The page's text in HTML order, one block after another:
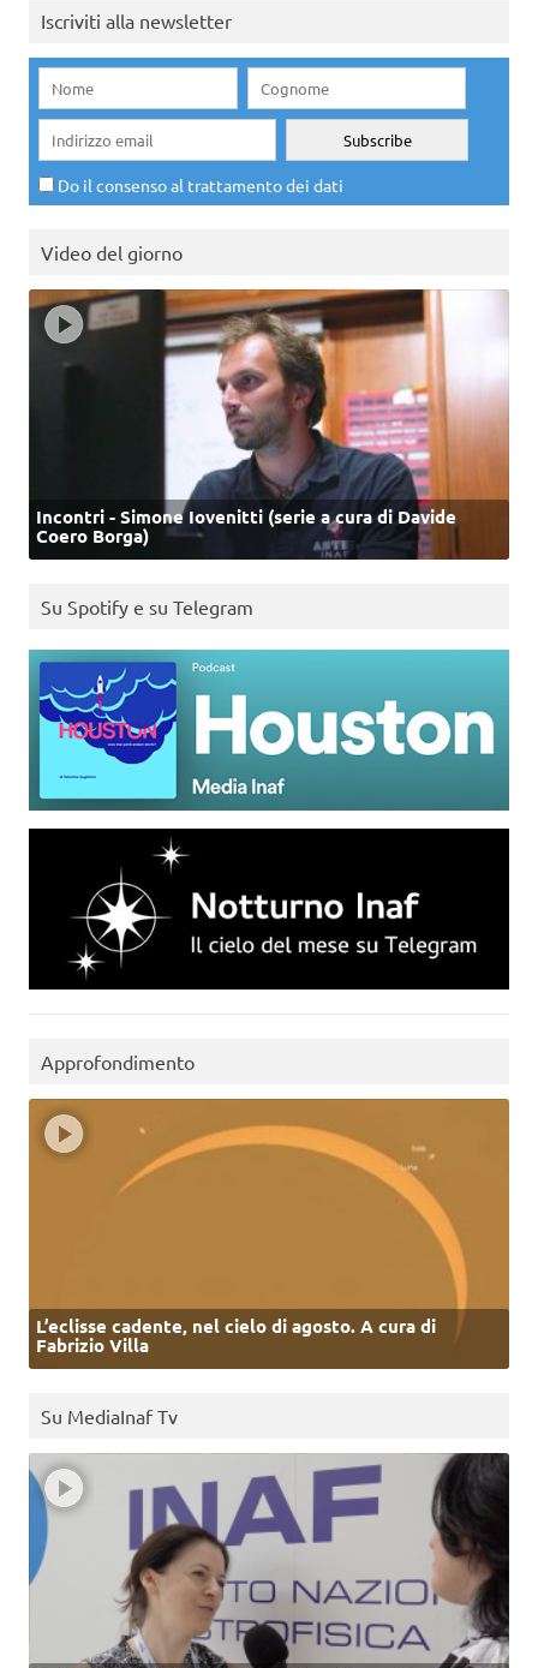
Iscriviti alla newsletter
Do il consenso al trattamento dei dati
Video del giorno
Incontri - Simone Iovenitti (serie a cura di Davide
Coero Borga)
Su Spotify e su Telegram
Approfondimento
L’eclisse cadente, nel cielo di agosto. A cura di
Fabrizio Villa
Su MediaInaf Tv